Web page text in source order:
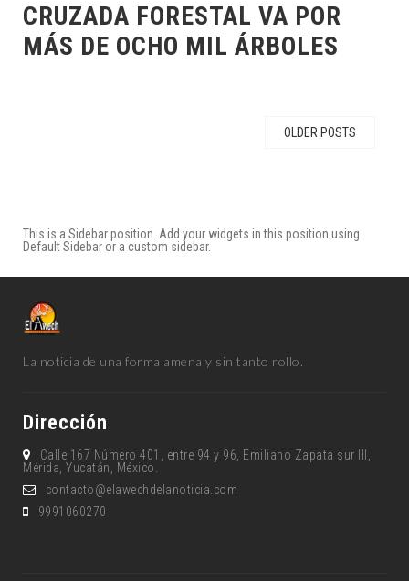
CRUZADA FORESTAL VA POR
MÁS DE OCHO MIL ÁRBOLES
OLDER POSTS
This is a Sidebar position. Add your widgets in this position using
Default Sidebar or a custom sidebar.
La noticia de una forma amena y sin tanto rollo.
Dirección
Calle 167 Número 401, entre 94 y 96, Emiliano Zapata sur lll,
Mérida, Yucatán, México.
contacto@elawechdelanoticia.com
9991060270